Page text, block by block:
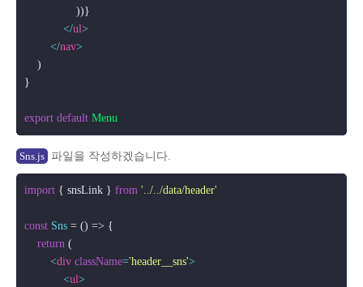
                ))}
</ul>
</nav>
    )
}
export default Menu
Sns.js 파일을 작성하겠습니다.
import { snsLink } from '../../data/header'
const Sns = () => {
return (
<div className='header__sns'>
<ul>